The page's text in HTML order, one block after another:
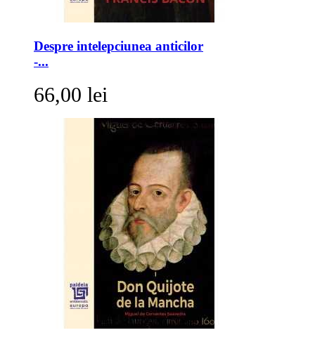
Despre intelepciunea anticilor
-...
66,00 lei